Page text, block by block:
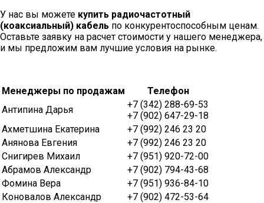
У нас вы можете купить радиочастотный
(коаксиальный) кабель по конкурентоспособным ценам.
Оставьте заявку на расчет стоимости у нашего менеджера,
и мы предложим вам лучшие условия на рынке.
Менеджеры по продажам
Телефон
Антипина Дарья
+7 (342) 288-69-53
+7 (902) 647-29-18
Ахметшина Екатерина
+7 (992) 246 23 20
Анянова Евгения
+7 (992) 246 23 20
Снигирев Михаил
+7 (951) 920-72-00
Абрамов Александр
+7 (902) 794-43-68
Фомина Вера
+7 (951) 936-84-10
Коновалов Александр
+7 (902) 472-53-64